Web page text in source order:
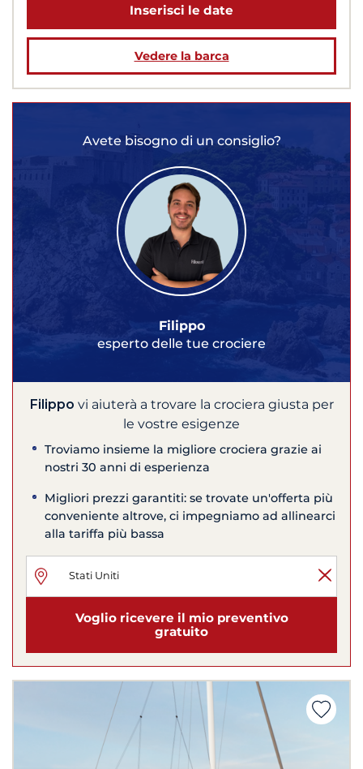
Inserisci le date
Vedere la barca
Avete bisogno di un consiglio?
Filippo
esperto delle tue crociere
Filippo vi aiuterà a trovare la crociera giusta per
le vostre esigenze
Troviamo insieme la migliore crociera grazie ai
nostri 30 anni di esperienza
Migliori prezzi garantiti: se trovate un'offerta più
conveniente altrove, ci impegniamo ad allinearci
alla tariffa più bassa
Voglio ricevere il mio preventivo
gratuito